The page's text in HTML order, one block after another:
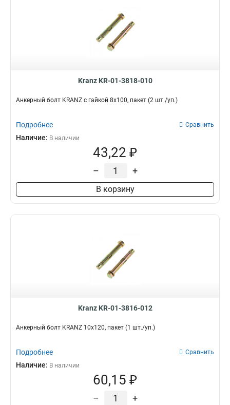
Kranz KR-01-3818-010
Анкерный болт KRANZ с гайкой 8х100, пакет (2 шт./уп.)
Подробнее Сравнить
Наличие: В наличии
43,22 ₽
– +
В корзину
Kranz KR-01-3816-012
Анкерный болт KRANZ 10х120, пакет (1 шт./уп.)
Подробнее Сравнить
Наличие: В наличии
60,15 ₽
– +